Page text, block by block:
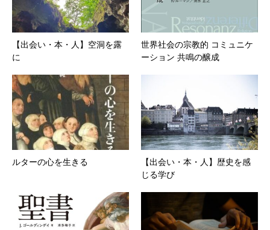
【出会い・本・人】空洞を露
に
世界社会の宗教的 コミュニケ
ーション 共鳴の醸成
ルターの心を生きる
【出会い・本・人】歴史を感
じる学び